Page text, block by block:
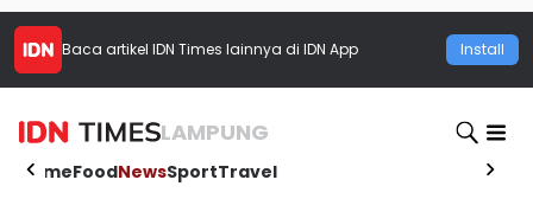
Baca artikel IDN Times lainnya di IDN App Install
LAMPUNG
HomeFoodNewsSportTravel